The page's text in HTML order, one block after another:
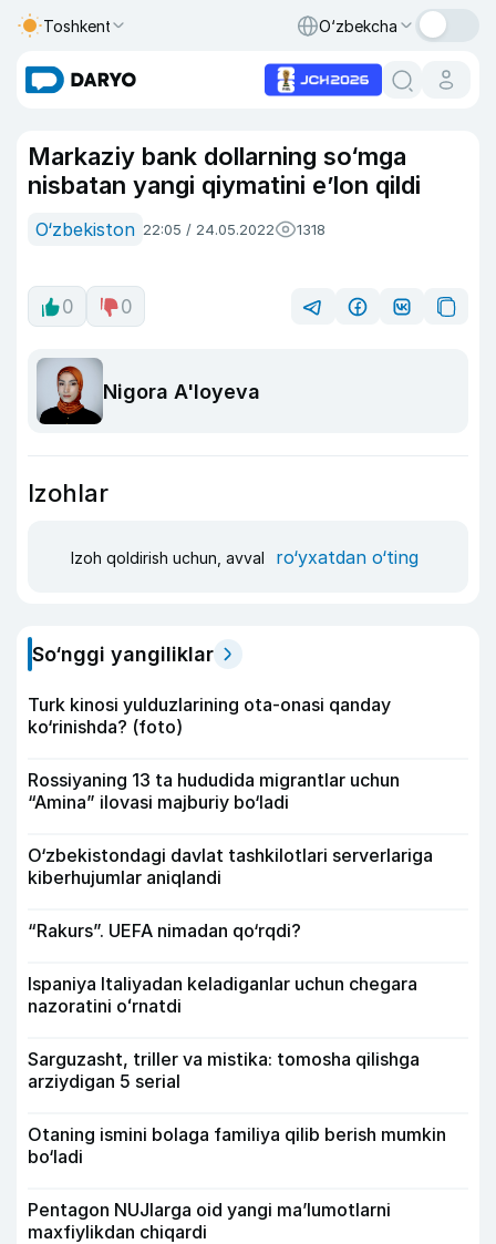
Toshkent O‘zbekcha
Markaziy bank dollarning so‘mga
nisbatan yangi qiymatini e’lon qildi
O‘zbekiston 22:05 / 24.05.2022 1318
0 0
Nigora A'loyeva
Izohlar
Izoh qoldirish uchun, avval ro‘yxatdan o‘ting
So‘nggi yangiliklar
Turk kinosi yulduzlarining ota-onasi qanday
ko‘rinishda? (foto)
Rossiyaning 13 ta hududida migrantlar uchun
“Amina” ilovasi majburiy bo‘ladi
O‘zbekistondagi davlat tashkilotlari serverlariga
kiberhujumlar aniqlandi
“Rakurs”. UEFA nimadan qo‘rqdi?
Ispaniya Italiyadan keladiganlar uchun chegara
nazoratini oʻrnatdi
Sarguzasht, triller va mistika: tomosha qilishga
arziydigan 5 serial
Otaning ismini bolaga familiya qilib berish mumkin
bo‘ladi
Pentagon NUJlarga oid yangi maʼlumotlarni
maxfiylikdan chiqardi